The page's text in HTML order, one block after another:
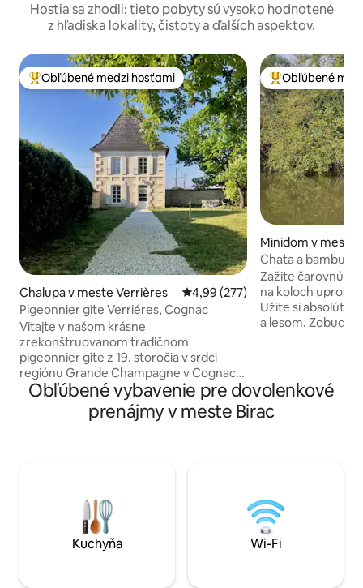
Hostia sa zhodli: tieto pobyty sú vysoko hodnotené
z hľadiska lokality, čistoty a ďalších aspektov.
Najobľúbenejšie medzi hosťami
Obľúbené medzi hosťami
Chalupa v meste Verrières Priemerné ohodnotenie 4,99 z
4,99 (277)
Pigeonnier gite Verriéres, Cognac
Vitajte v našom krásne
zrekonštruovanom tradičnom
pigeonnier gîte z 19. storočia v srdci
regiónu Grande Champagne v Cognacu.
Starostlivo zrekonštruované tak, aby
ponúka priestranné otvorené
usporiadanie s klimatizáciou a horákom
od moderného vybavenia až po tie
očarujúce rustikálne prvky. Ideálne na
špeciálne oslavy alebo omladzujúci výlet.
Dokonalý odpočinok pre rok 2026.
Najobľúbenejšie
Obľúbené
Minidom v meste
Chata a bambus:
dreva
Zažite čarovnú
na koloch
Užite si
a lesom. Zobuďte
terasa. Zoznámte
Maxou a Bobom
divokú prírodu.
Obľúbené vybavenie pre dovolenkové
prenájmy v meste Birac
Kuchyňa Wi-Fi